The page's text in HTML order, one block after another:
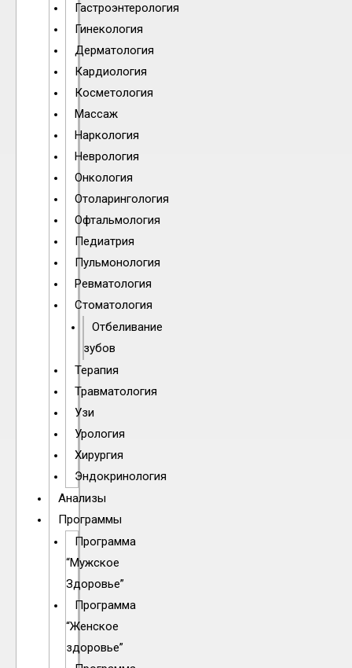
Гастроэнтерология
Гинекология
Дерматология
Кардиология
Косметология
Массаж
Наркология
Неврология
Онкология
Отоларингология
Офтальмология
Педиатрия
Пульмонология
Ревматология
Стоматология
Отбеливание
зубов
Терапия
Травматология
Узи
Урология
Хирургия
Эндокринология
Анализы
Программы
Программа
“Мужское
Здоровье”
Программа
“Женское
здоровье”